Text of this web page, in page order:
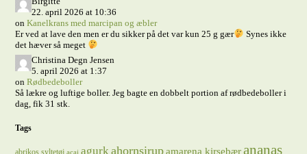
22. april 2026 at 10:36
onKanelkrans med marcipan og æbler
Er ved at lave den men er du sikker på det var kun 25 g gær
Synes ikke
det hæver så meget
Christina Degn Jensen
5. april 2026 at 1:37
onRødbedeboller
Så lækre og luftige boller. Jeg bagte en dobbelt portion af rødbedeboller i
dag, fik 31 stk.
Tags
abrikos syltetøj acai agurkahornsirupamarena kirsebærananas